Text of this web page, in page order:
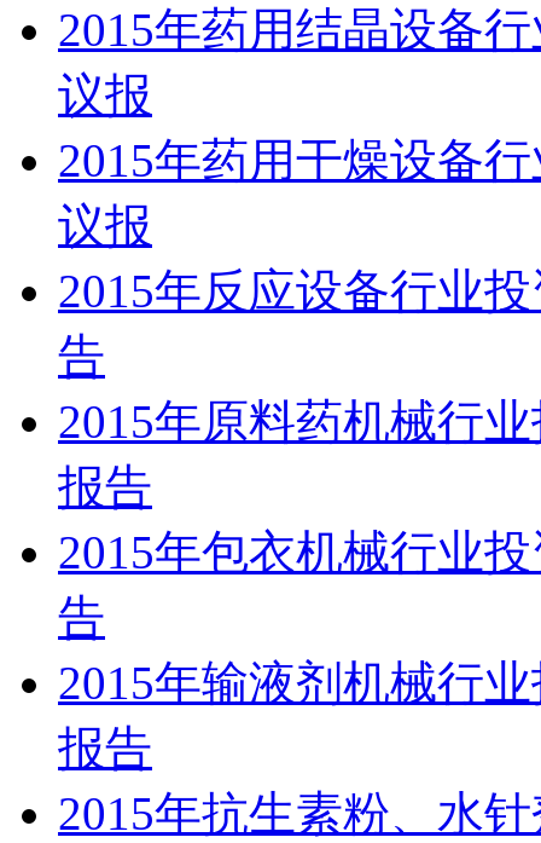
2015年药用结晶设备
议报
2015年药用干燥设备
议报
2015年反应设备行业
告
2015年原料药机械行
报告
2015年包衣机械行业
告
2015年输液剂机械行
报告
2015年抗生素粉、水